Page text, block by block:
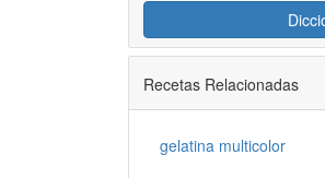
Recetas Relacionadas
gelatina multicolor